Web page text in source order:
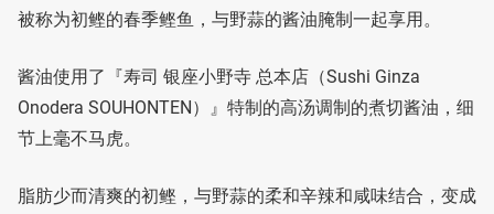
被称为初鲣的春季鲣鱼，与野蒜的酱油腌制一起享用。
酱油使用了『寿司 银座小野寺 总本店（Sushi Ginza
Onodera SOUHONTEN）』特制的高汤调制的煮切酱油，细
节上毫不马虎。
脂肪少而清爽的初鲣，与野蒜的柔和辛辣和咸味结合，变成